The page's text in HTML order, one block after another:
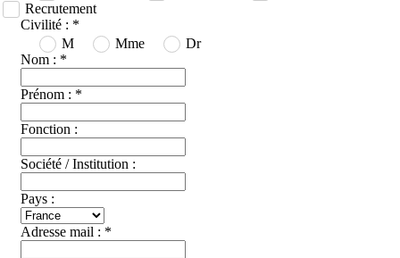
Recrutement
Civilité : *
M
Mme
Dr
Nom : *
Prénom : *
Fonction :
Société / Institution :
Pays :
Adresse mail : *